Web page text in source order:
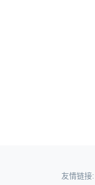
友情链接: